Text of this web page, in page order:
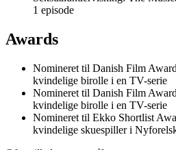
1 episode
Awards
Nomineret til Danish Film
kvindelige birolle i en TV-serie
Nomineret til Danish Film
kvindelige birolle i en TV-serie
Nomineret til Ekko Shortlist
kvindelige skuespiller i